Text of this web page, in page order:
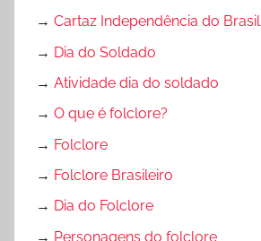
→ Cartaz Independência do Brasil
→ Dia do Soldado
→ Atividade dia do soldado
→ O que é folclore?
→ Folclore
→ Folclore Brasileiro
→ Dia do Folclore
→ Personagens do folclore